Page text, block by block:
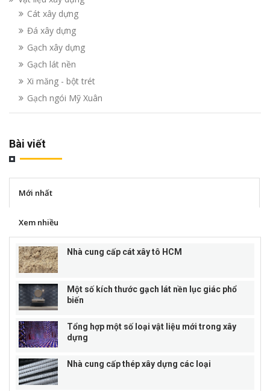
Cát xây dựng
Đá xây dựng
Gạch xây dựng
Gạch lát nền
Xi măng - bột trét
Gạch ngói Mỹ Xuân
Bài viết
Mới nhất
Xem nhiều
Nhà cung cấp cát xây tô HCM
Một số kích thước gạch lát nền lục giác phổ
biến
Tổng hợp một số loại vật liệu mới trong xây
dựng
Nhà cung cấp thép xây dựng các loại